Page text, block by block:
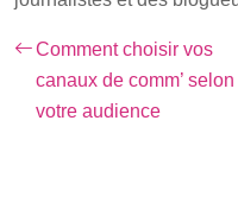
Comment choisir vos
canaux de comm’ selon
votre audience